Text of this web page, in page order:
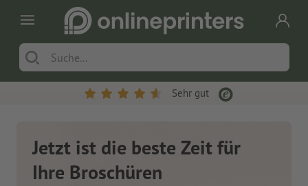
Sehr gut
Jetzt ist die beste Zeit für
Ihre Broschüren